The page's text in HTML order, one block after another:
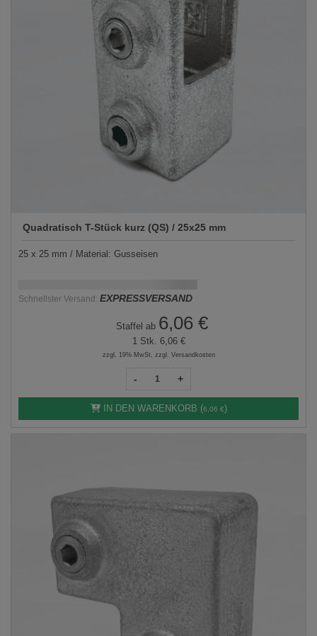
Quadratisch T-Stück kurz (QS) / 25x25 mm
25 x 25 mm / Material: Gusseisen
Schnellster Versand: EXPRESSVERSAND
Staffel ab 6,06 €
1 Stk. 6,06 €
zzgl. 19% MwSt, zzgl. Versandkosten
- +
IN DEN WARENKORB (6,06 €)